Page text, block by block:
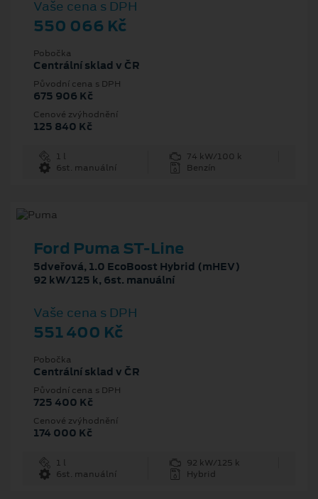
Vaše cena s DPH
550 066 Kč
Pobočka
Centrální sklad v ČR
Původní cena s DPH
675 906 Kč
Cenové zvýhodnění
125 840 Kč
1 l
74 kW/100 k
6st. manuální
Benzín
Ford Puma ST-Line
5dveřová, 1.0 EcoBoost Hybrid (mHEV)
92 kW/125 k, 6st. manuální
Vaše cena s DPH
551 400 Kč
Pobočka
Centrální sklad v ČR
Původní cena s DPH
725 400 Kč
Cenové zvýhodnění
174 000 Kč
1 l
92 kW/125 k
6st. manuální
Hybrid